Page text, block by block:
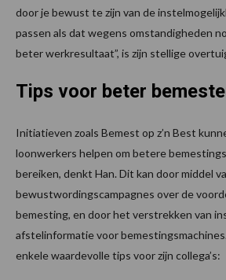
door je bewust te zijn van de
passen als dat wegens omstandigheden
beter werkresultaat”, is zijn stellige
Tips voor beter
Initiatieven zoals Bemest op z’n Best
loonwerkers helpen om betere
bereiken, denkt Han. Dit kan door middel
bewustwordingscampagnes over de
bemesting, en door het verstrekken van
afstelinformatie voor
enkele waardevolle tips voor zijn collega’s: